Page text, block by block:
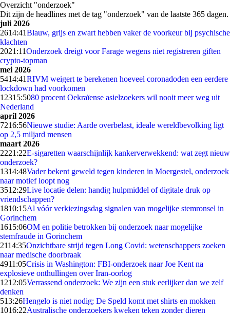
Overzicht "onderzoek"
Dit zijn de headlines met de tag "onderzoek" van de laatste 365 dagen.
juli 2026
2614:41Blauw, grijs en zwart hebben vaker de voorkeur bij psychische
klachten
2021:11Onderzoek dreigt voor Farage wegens niet registreren giften
crypto-topman
mei 2026
5414:41RIVM weigert te berekenen hoeveel coronadoden een eerdere
lockdown had voorkomen
12315:5080 procent Oekraïense asielzoekers wil nooit meer weg uit
Nederland
april 2026
7216:56Nieuwe studie: Aarde overbelast, ideale wereldbevolking ligt
op 2,5 miljard mensen
maart 2026
2221:22E-sigaretten waarschijnlijk kankerverwekkend: wat zegt nieuw
onderzoek?
1314:48Vader bekent geweld tegen kinderen in Moergestel, onderzoek
naar motief loopt nog
3512:29Live locatie delen: handig hulpmiddel of digitale druk op
vriendschappen?
1810:15Al vóór verkiezingsdag signalen van mogelijke stemronsel in
Gorinchem
1615:06OM en politie betrokken bij onderzoek naar mogelijke
stemfraude in Gorinchem
2114:35Onzichtbare strijd tegen Long Covid: wetenschappers zoeken
naar medische doorbraak
4911:05Crisis in Washington: FBI-onderzoek naar Joe Kent na
explosieve onthullingen over Iran-oorlog
1212:05Verrassend onderzoek: We zijn een stuk eerlijker dan we zelf
denken
513:26Hengelo is niet nodig; De Speld komt met shirts en mokken
1016:22Australische onderzoekers kweken teken zonder dieren